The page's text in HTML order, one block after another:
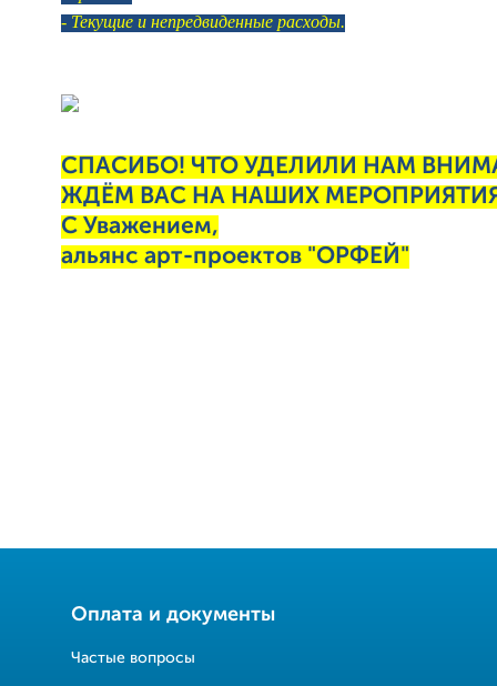
- Текущие и непредвиденные расходы.
СПАСИБО! ЧТО УДЕЛИЛИ НАМ
ЖДЁМ ВАС НА НАШИХ
С Уважением,
альянс арт-проектов "ОРФЕЙ"
Оплата и документы
Частые вопросы